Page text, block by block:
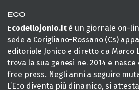
ECO
Ecodellojonio.it è un giornale on-
sede a Corigliano-Rossano (Cs)
editoriale Jonico e diretto da Marco
trova la sua genesi nel 2014 e
free press. Negli anni a seguire
L’Eco diventa più dinamico, si